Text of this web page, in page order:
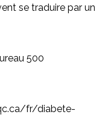
se traduire par un
500
fr/diabete-